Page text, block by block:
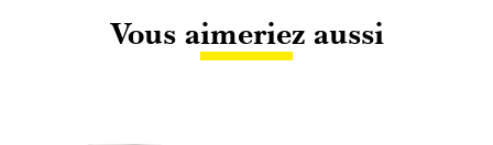
Vous aimeriez aussi